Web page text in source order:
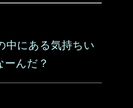
中にある気持ちい
ーんだ？